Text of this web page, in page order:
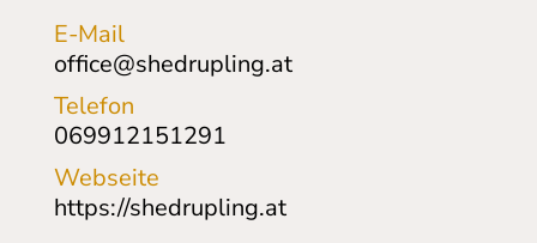
E-Mail
office@shedrupling.at
Telefon
069912151291
Webseite
https://shedrupling.at